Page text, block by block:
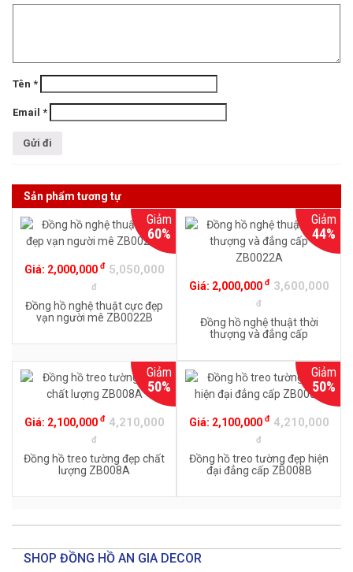
Tên *
Email *
Sản phẩm tương tự
Giảm
60%
Giá: 2,000,000 đ 5,050,000
đ
Đồng hồ nghệ thuật cực đẹp
vạn người mê ZB0022B
Giảm
44%
Giá: 2,000,000 đ 3,600,000
đ
Đồng hồ nghệ thuật thời
thượng và đẳng cấp
Giảm
50%
Giá: 2,100,000 đ 4,210,000
đ
Đồng hồ treo tường đẹp chất
lượng ZB008A
Giảm
50%
Giá: 2,100,000 đ 4,210,000
đ
Đồng hồ treo tường đẹp hiện
đại đẳng cấp ZB008B
SHOP ĐỒNG HỒ AN GIA DECOR